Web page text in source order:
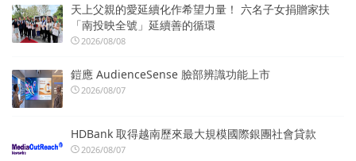
天上父親的愛延續化作希望力量！ 六名子女捐贈家扶
「南投映全號」延續善的循環
2026/08/08
鎧應 AudienceSense 臉部辨識功能上市
2026/08/07
HDBank 取得越南歷來最大規模國際銀團社會貸款
2026/08/07